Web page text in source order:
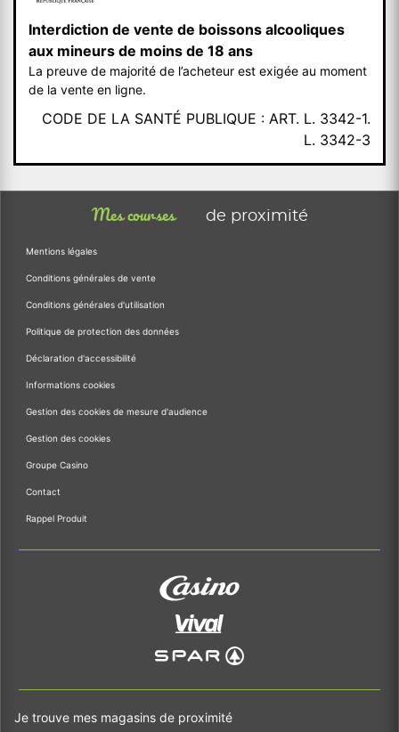
Interdiction de vente de boissons alcooliques
aux mineurs de moins de 18 ans
La preuve de majorité de l’acheteur est exigée au moment
de la vente en ligne.
CODE DE LA SANTÉ PUBLIQUE : ART. L. 3342-1.
L. 3342-3
Mes courses de proximité
Mentions légales
Conditions générales de vente
Conditions générales d'utilisation
Politique de protection des données
Déclaration d'accessibilité
Informations cookies
Gestion des cookies de mesure d'audience
Gestion des cookies
Groupe Casino
Contact
Rappel Produit
Je trouve mes magasins de proximité